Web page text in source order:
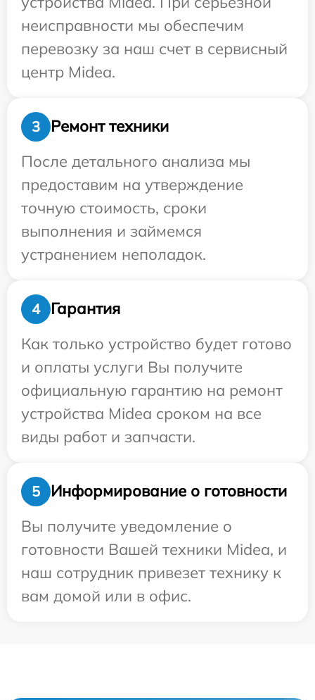
неисправности мы обеспечим
перевозку за наш счет в сервисный
центр Midea.
3
Ремонт техники
После детального анализа мы
предоставим на утверждение
точную стоимость, сроки
выполнения и займемся
устранением неполадок.
4
Гарантия
Как только устройство будет готово
и оплаты услуги Вы получите
официальную гарантию на ремонт
устройства Midea сроком на все
виды работ и запчасти.
5
Информирование о готовности
Вы получите уведомление о
готовности Вашей техники Midea, и
наш сотрудник привезет технику к
вам домой или в офис.